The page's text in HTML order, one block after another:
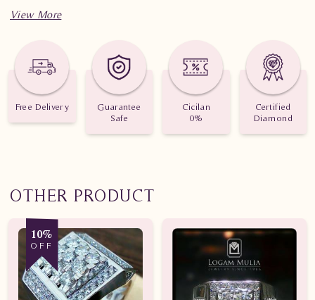
Spesifikasi penting untuk perhiasan Cincin Berlian Wanita
Berat: 2.790 gram
Jumlah berlian: 44 buah
Nilai karat: 0.507 karat
Free Delivery
Guarantee
Safe
Cicilan
0%
Certified
Diamond
OTHER PRODUCT
10%
OFF